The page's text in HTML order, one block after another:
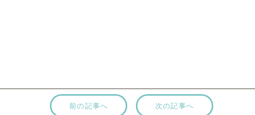
前の記事へ 次の記事へ